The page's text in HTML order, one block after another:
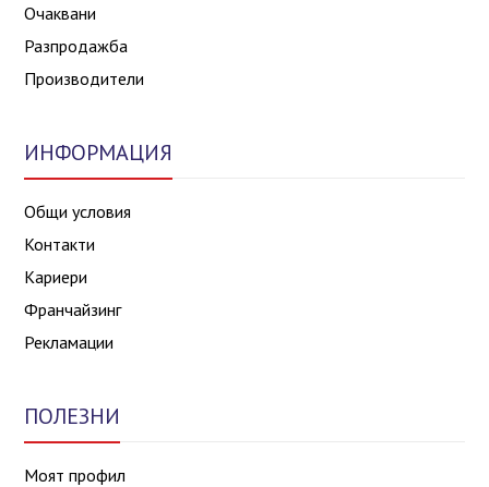
Очаквани
Разпродажба
Производители
ИНФОРМАЦИЯ
Общи условия
Контакти
Кариери
Франчайзинг
Рекламации
ПОЛЕЗНИ
Моят профил